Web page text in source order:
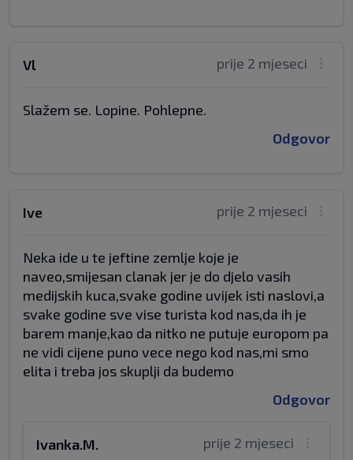
prije 2 mjeseci
Vl
Slažem se. Lopine. Pohlepne.
Odgovor
prije 2 mjeseci
Ive
Neka ide u te jeftine zemlje koje je
naveo,smijesan clanak jer je do djelo vasih
medijskih kuca,svake godine uvijek isti naslovi,a
svake godine sve vise turista kod nas,da ih je
barem manje,kao da nitko ne putuje europom pa
ne vidi cijene puno vece nego kod nas,mi smo
elita i treba jos skuplji da budemo
Odgovor
prije 2 mjeseci
Ivanka.M.